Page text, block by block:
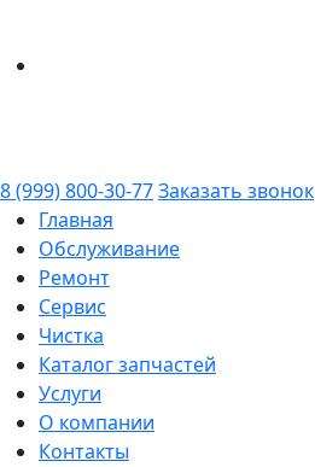
8 (999) 800-30-77Заказать звонок
Главная
Обслуживание
Ремонт
Сервис
Чистка
Каталог запчастей
Услуги
О компании
Контакты